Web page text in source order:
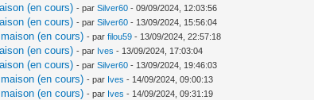
(en cours) - parSilver60 - 09/09/2024, 12:03:56
(en cours) - parSilver60 - 13/09/2024, 15:56:04
(en cours) - parfilou59 - 13/09/2024, 22:57:18
(en cours) - par Ives - 13/09/2024, 17:03:04
(en cours) - parSilver60 - 13/09/2024, 19:46:03
(en cours) - par Ives - 14/09/2024, 09:00:13
(en cours) - par Ives - 14/09/2024, 09:31:19